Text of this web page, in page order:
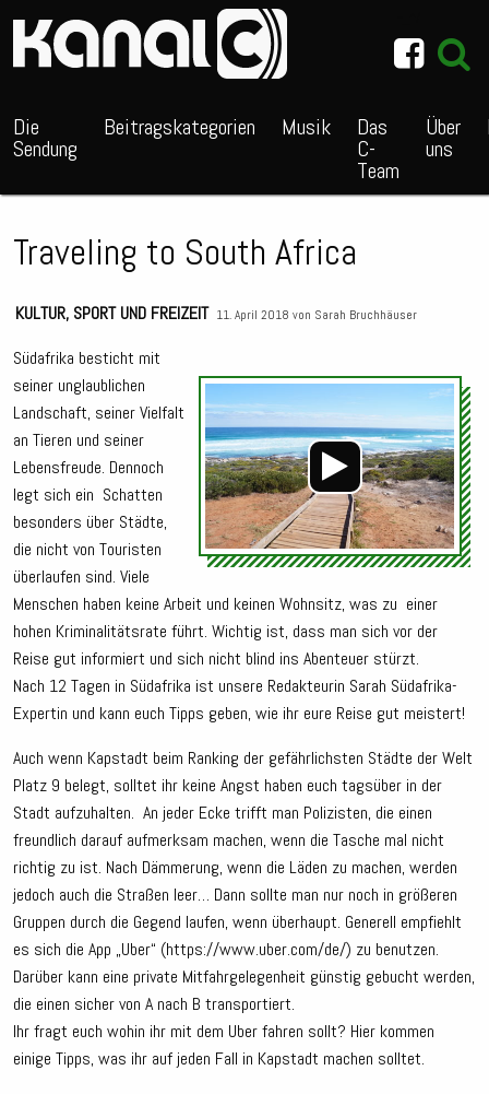
Die
Sendung
Beitragskategorien Musik Das
C-
Team
Über
uns
Traveling to South Africa
KULTUR, SPORT UND FREIZEIT 11. April 2018 von Sarah Bruchhäuser
Südafrika besticht mit
seiner unglaublichen
Landschaft, seiner Vielfalt
an Tieren und seiner
Lebensfreude. Dennoch
legt sich ein Schatten
besonders über Städte,
die nicht von Touristen
überlaufen sind. Viele
Menschen haben keine Arbeit und keinen Wohnsitz, was zu einer
hohen Kriminalitätsrate führt. Wichtig ist, dass man sich vor der
Reise gut informiert und sich nicht blind ins Abenteuer stürzt.
Nach 12 Tagen in Südafrika ist unsere Redakteurin Sarah Südafrika-
Expertin und kann euch Tipps geben, wie ihr eure Reise gut meistert!
Auch wenn Kapstadt beim Ranking der gefährlichsten Städte der Welt
Platz 9 belegt, solltet ihr keine Angst haben euch tagsüber in der
Stadt aufzuhalten. An jeder Ecke trifft man Polizisten, die einen
freundlich darauf aufmerksam machen, wenn die Tasche mal nicht
richtig zu ist. Nach Dämmerung, wenn die Läden zu machen, werden
jedoch auch die Straßen leer… Dann sollte man nur noch in größeren
Gruppen durch die Gegend laufen, wenn überhaupt. Generell empfiehlt
es sich die App „Uber“ (https://www.uber.com/de/) zu benutzen.
Darüber kann eine private Mitfahrgelegenheit günstig gebucht werden,
die einen sicher von A nach B transportiert.
Ihr fragt euch wohin ihr mit dem Uber fahren sollt? Hier kommen
einige Tipps, was ihr auf jeden Fall in Kapstadt machen solltet.